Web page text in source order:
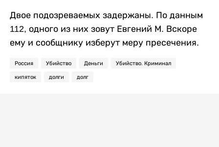
Двое подозреваемых задержаны. По данным
112, одного из них зовут Евгений М. Вскоре
ему и сообщнику изберут меру пресечения.
Россия Убийство Деньги Убийство. Криминал
кипяток долги долг